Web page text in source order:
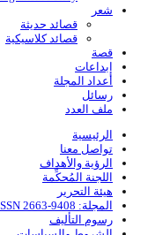
شعر
قصائد حديثة
قصائد كلاسيكية
قصة
إبداعات
أعداد المجلة
رسائل
ملف العدد
الرئيسية
تواصل معنا
الرؤية والأهداف
اللجنة المُحكِّمة
هيئة التحرير
المجلة: ISSN 2663-9408 الموقع: ISSN 2663-9416
رسوم التأليف